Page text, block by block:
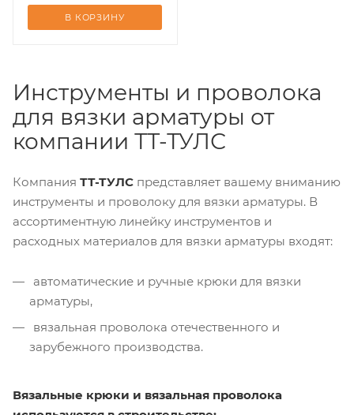
В КОРЗИНУ
Инструменты и проволока
для вязки арматуры от
компании ТТ-ТУЛС
Компания ТТ-ТУЛС представляет вашему вниманию
инструменты и проволоку для вязки арматуры. В
ассортиментную линейку инструментов и
расходных материалов для вязки арматуры входят:
автоматические и ручные крюки для вязки
арматуры,
вязальная проволока отечественного и
зарубежного производства.
Вязальные крюки и вязальная проволока